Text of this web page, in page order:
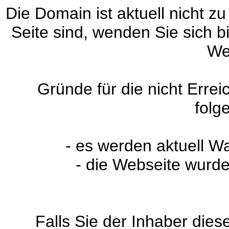
Die Domain ist aktuell nicht
Seite sind, wenden Sie sich
Gründe für die nicht
- es werden aktuell
- die Webseite
Falls Sie der Inhaber